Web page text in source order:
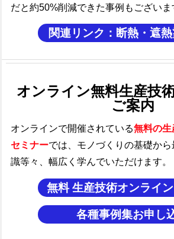
だと約50%削減できた事例もございま
関連リンク：断熱・遮
オンライン無料生産技
ご案内
オンラインで開催されている無料の生
セミナーでは、モノづくり の基礎か
識等々、幅広く学んでいただけます。
無料 生産技術オンライ
各種事例集お申し